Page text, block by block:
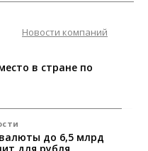
Новости компаний
в стране по
до 6,5 млрд